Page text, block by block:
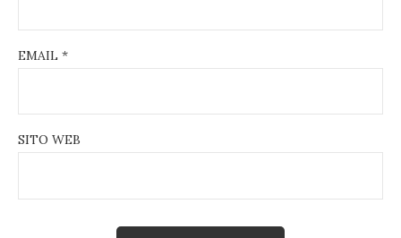
EMAIL *
SITO WEB